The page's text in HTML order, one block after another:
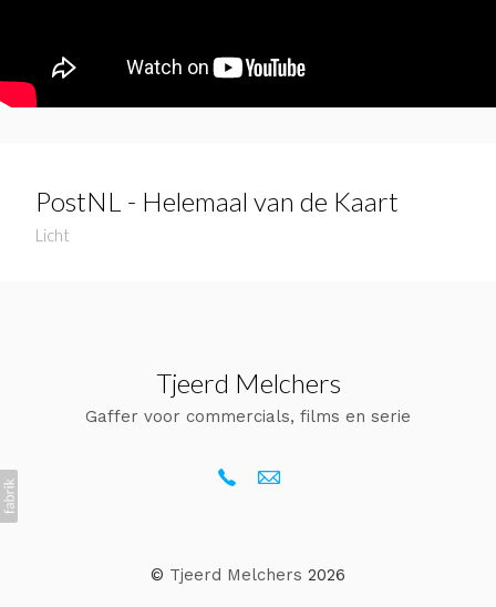
PostNL - Helemaal van de Kaart
Licht
Tjeerd Melchers
Gaffer voor commercials, films en serie
© Tjeerd Melchers 2026